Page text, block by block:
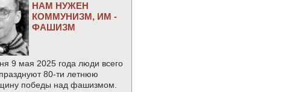
НАМ НУЖЕН
КОММУНИЗМ, ИМ -
ФАШИЗМ
9 мая 2025 года люди всего
80-ти летнюю
победы над фашизмом.